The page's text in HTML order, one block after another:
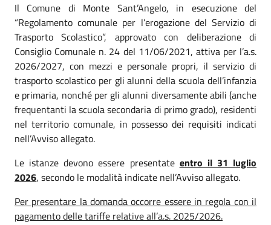
Il Comune di Monte Sant’Angelo, in esecuzione del
“Regolamento comunale per l’erogazione del Servizio di
Trasporto Scolastico”, approvato con deliberazione di
Consiglio Comunale n. 24 del 11/06/2021, attiva per l’a.s.
2026/2027, con mezzi e personale propri, il servizio di
trasporto scolastico per gli alunni della scuola dell’infanzia
e primaria, nonché per gli alunni diversamente abili (anche
frequentanti la scuola secondaria di primo grado), residenti
nel territorio comunale, in possesso dei requisiti indicati
nell’Avviso allegato.
Le istanze devono essere presentate entro il 31 luglio
2026, secondo le modalità indicate nell’Avviso allegato.
Per presentare la domanda occorre essere in regola con il
pagamento delle tariffe relative all’a.s. 2025/2026.